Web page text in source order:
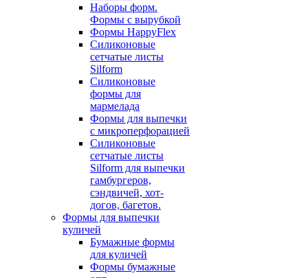
Наборы форм.
Формы с вырубкой
Формы HappyFlex
Силиконовые
сетчатые листы
Silform
Силиконовые
формы для
мармелада
Формы для выпечки
с микроперфорацией
Силиконовые
сетчатые листы
Silform для выпечки
гамбургеров,
сэндвичей, хот-
догов, багетов.
Формы для выпечки
куличей
Бумажные формы
для куличей
Формы бумажные